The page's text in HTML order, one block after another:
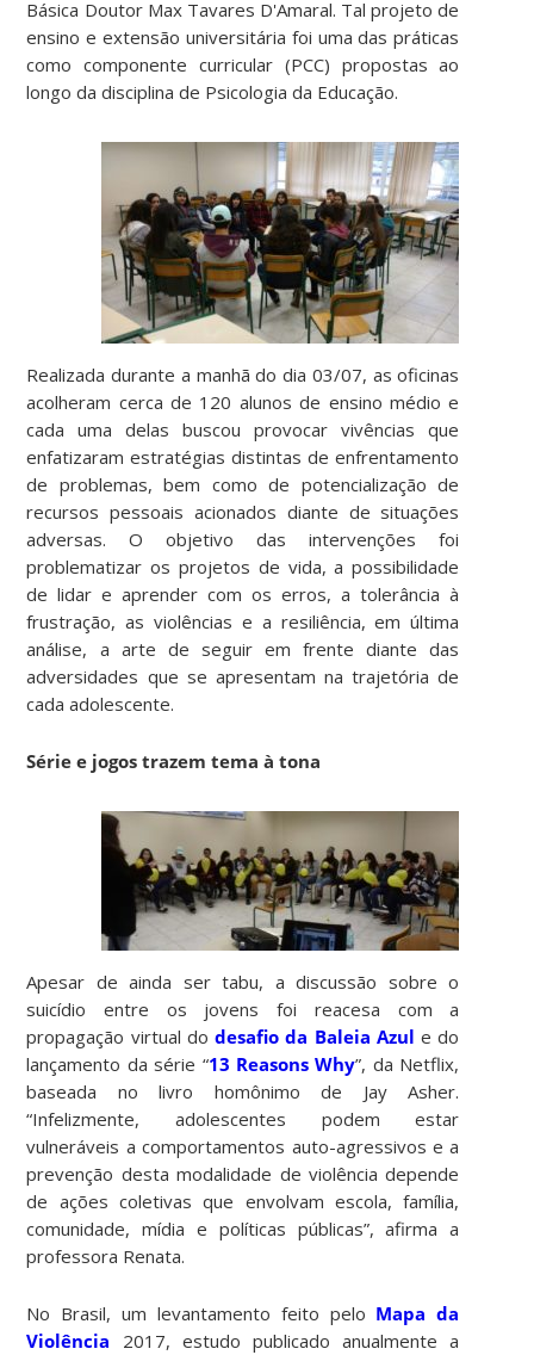
Básica Doutor Max Tavares D'Amaral. Tal projeto de
ensino e extensão universitária foi uma das práticas
como componente curricular (PCC) propostas ao
longo da disciplina de Psicologia da Educação.
Realizada durante a manhã do dia 03/07, as oficinas
acolheram cerca de 120 alunos de ensino médio e
cada uma delas buscou provocar vivências que
enfatizaram estratégias distintas de enfrentamento
de problemas, bem como de potencialização de
recursos pessoais acionados diante de situações
adversas. O objetivo das intervenções foi
problematizar os projetos de vida, a possibilidade
de lidar e aprender com os erros, a tolerância à
frustração, as violências e a resiliência, em última
análise, a arte de seguir em frente diante das
adversidades que se apresentam na trajetória de
cada adolescente.
Série e jogos trazem tema à tona
Apesar de ainda ser tabu, a discussão sobre o
suicídio entre os jovens foi reacesa com a
propagação virtual dodesafio da Baleia Azule do
lançamento da série “13 Reasons Why”, da Netflix,
baseada no livro homônimo de Jay Asher.
“Infelizmente, adolescentes podem estar
vulneráveis a comportamentos auto-agressivos e a
prevenção desta modalidade de violência depende
de ações coletivas que envolvam escola, família,
comunidade, mídia e políticas públicas”, afirma a
professora Renata.
No Brasil, um levantamento feito pelo Mapa da
Violência 2017, estudo publicado anualmente a